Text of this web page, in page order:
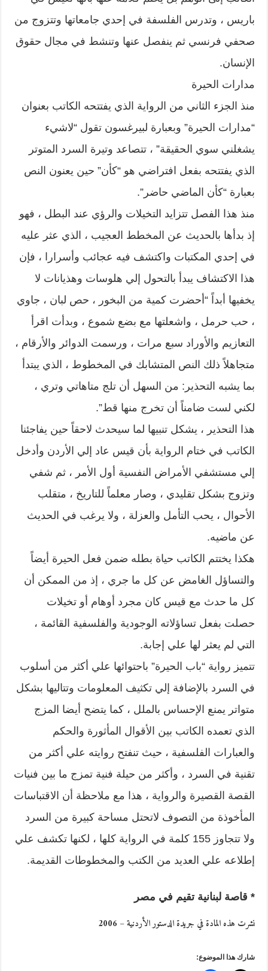
باريس ، وتدرس الفلسفة في إحدي جامعاتها وتتزوج من
صحفي فرنسي ثم ينفصل عنها وتنشط في مجال حقوق
الإنسان.
مدارات الحيرة
منذ الجزء الثاني من الرواية الذي يفتتحه الكاتب بعنوان
“مدارات الحيرة” وبعبارة لبيرغسون تقول “لاشيء
يشغلني سوي الحقيقة” ، تتصاعد وتيرة السرد المتوتر
الذي يفتتحه بفعل افتراضي هو “كأن” حين يعنون النص
بعبارة “كأن الماضي حاضر”.
منذ هذا الفصل تتزايد التخيلات والرؤي عند البطل ، فهو
إذ بدأها بالحديث عن المخطط العجيب ، الذي عثر عليه
في إحدي المكتبات واكتشف فيه عجائب وأسرارا ، فإن
هذا الاكتشاف يبدأ بالتحول إلي هلوسات وهذيانات لا
يخفيها أبداً “أحضرت كمية من البخور ، حص لبان ، جاوي
، حب حرمل ، واشعلتها مع بضع شموع ، وبدأت اقرأ
التعازيم والأوراد سبع مرات ، ورسمت الدوائر والأرقام ،
متجاهلاً ذلك النص المتشابك في المخطوط ، الذي يبتدأ
بما يشبه التحذير: من السهل أن تلج متاهاتي وتري ،
لكني لست ضامناً أن تخرج منها قط”.
هذا التحذير ، يشكل تنبيها لما سيحدث لاحقاً حين يفاجئنا
الكاتب في ختام الرواية بأن قيس عاد إلي الأردن وأدخل
إلي مستشفي الأمراض النفسية أول الأمر ، ثم شفي
وتزوج بشكل تقليدي ، وصار معلماً للتاريخ ، متقلب
الأحوال ، يحب التأمل والعزلة ، ولا يرغب في الحديث
عن ماضيه.
هكذا يختتم الكاتب حياة بطله ضمن فعل الحيرة أيضاً
والتساؤل الغامض عن كل ما جري ، إذ من الممكن أن
كل ما حدث مع قيس كان مجرد أوهام أو تخيلات
حصلت بفعل تساؤلاته الوجودية والفلسفية القائمة ،
التي لم يعثر لها علي إجابة.
تتميز رواية “باب الحيرة” باحتوائها علي أكثر من أسلوب
في السرد بالإضافة إلي تكثيف المعلومات وتتاليها بشكل
متواتر يمنع الإحساس بالملل ، كما يتضح أيضا المزج
الذي تعمده الكاتب بين الأقوال المأثورة والحكم
والعبارات الفلسفية ، حيث تنفتح روايته علي أكثر من
تقنية في السرد ، وأكثر من حيلة فنية تمزج ما بين فنيات
القصة القصيرة والرواية ، هذا مع ملاحظة أن الاقتباسات
المأخوذة من التصوف لاتحتل مساحة كبيرة من السرد
ولا تتجاوز 155 كلمة في الرواية كلها ، لكنها تكشف علي
إطلاعه علي العديد من الكتب والمخطوطات القديمة.
* قاصة لبنانية تقيم في مصر
نشرت هذه المادة في جريدة الدستور الأردنية – 2006
شارك هذا الموضوع: